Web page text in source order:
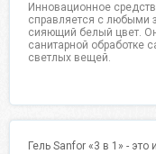
Инновационное
справляется с любыми
сияющий белый цвет.
санитарной обработке
светлых вещей.
Гель Sanfor «3 в 1» -